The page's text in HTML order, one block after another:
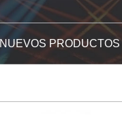
NUEVOS PRODUCTOS